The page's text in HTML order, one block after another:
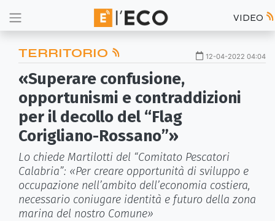
VIDEO
TERRITORIO 12-04-2022 04:04
«Superare confusione,
opportunismi e contraddizioni
per il decollo del “Flag
Corigliano-Rossano”»
Lo chiede Martilotti del “Comitato Pescatori
Calabria”: «Per creare opportunità di sviluppo e
occupazione nell’ambito dell’economia costiera,
necessario coniugare identità e futuro della zona
marina del nostro Comune»